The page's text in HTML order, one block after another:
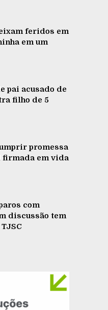
feridos em
em um
pai acusado de
filho de 5
promessa
firmada em vida
com
discussão tem